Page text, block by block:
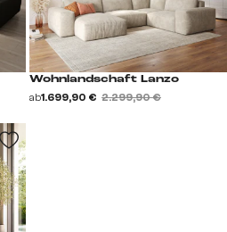
Wohnlandschaft Lanzo
ab1.699,90 € 2.299,90 €